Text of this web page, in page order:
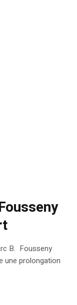
B. Fousseny
une prolongation